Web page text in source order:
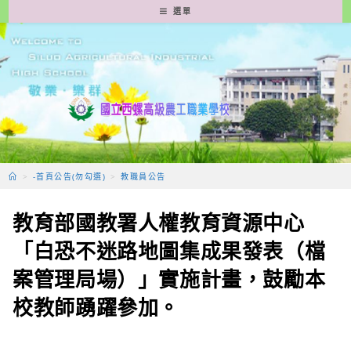
轉
至
要
容
選單
> -首頁公告(勿勾選) > 教職員公告
教育部國教署人權教育資源中心
「白恐不迷路地圖集成果發表（檔
案管理局場）」實施計畫，鼓勵本
校教師踴躍參加。